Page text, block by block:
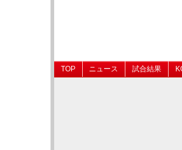
TOP ニュース 試合結果